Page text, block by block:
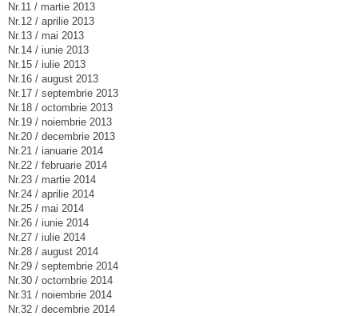
Nr.11 / martie 2013
Nr.12 / aprilie 2013
Nr.13 / mai 2013
Nr.14 / iunie 2013
Nr.15 / iulie 2013
Nr.16 / august 2013
Nr.17 / septembrie 2013
Nr.18 / octombrie 2013
Nr.19 / noiembrie 2013
Nr.20 / decembrie 2013
Nr.21 / ianuarie 2014
Nr.22 / februarie 2014
Nr.23 / martie 2014
Nr.24 / aprilie 2014
Nr.25 / mai 2014
Nr.26 / iunie 2014
Nr.27 / iulie 2014
Nr.28 / august 2014
Nr.29 / septembrie 2014
Nr.30 / octombrie 2014
Nr.31 / noiembrie 2014
Nr.32 / decembrie 2014